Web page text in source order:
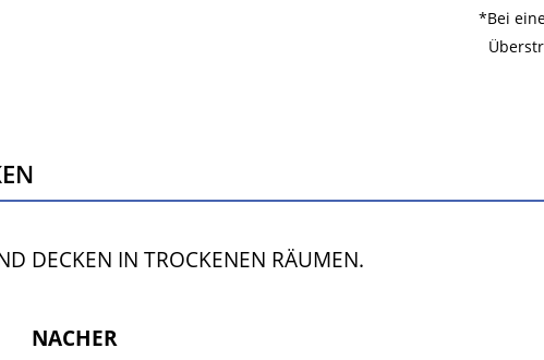
*Bei
DECKEN IN TROCKENEN RÄUMEN.